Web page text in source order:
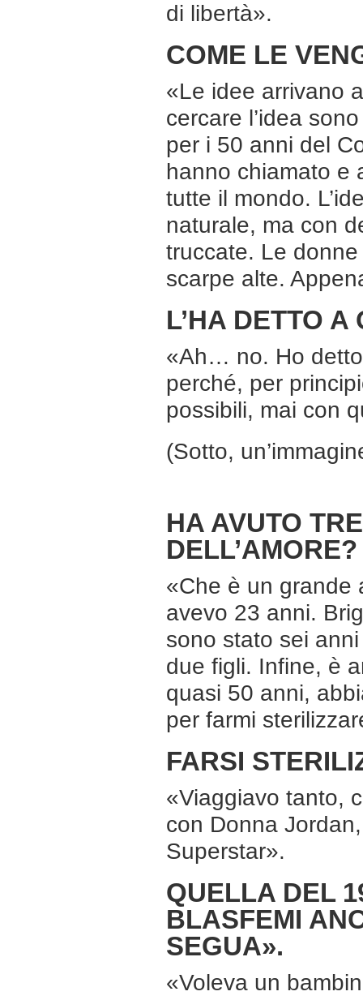
di libertà».
COME LE
«Le idee arrivano
cercare l’idea
per i 50 anni del
hanno chiamato e
tutte il mondo.
naturale, ma con
truccate. Le
scarpe alte.
L’HA DETTO
«Ah… no. Ho
perché, per
possibili, mai con
(Sotto,
HA AVUTO
DELL’AMORE?
«Che è un grande
avevo 23 anni.
sono stato sei
due figli. Infine, è
quasi 50 anni,
per farmi
FARSI
«Viaggiavo tanto,
con Donna
Superstar».
QUELLA DEL
BLASFEMI
SEGUA».
«Voleva un